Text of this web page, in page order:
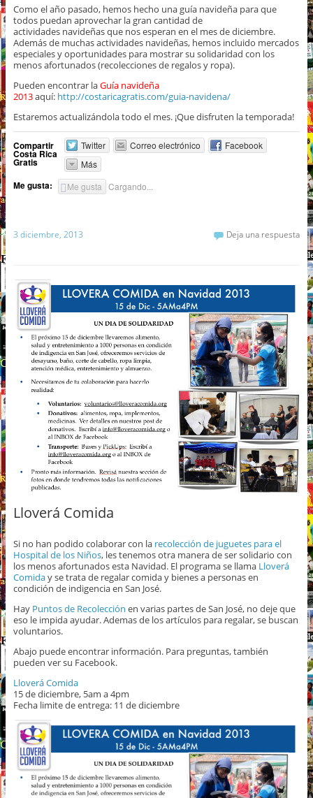
Como el año pasado, hemos hecho una guía navideña para que
todos puedan aprovechar la gran cantidad de
actividades navideñas que nos esperan en el mes de diciembre.
Además de muchas actividades navideñas, hemos incluido mercados
especiales y oportunidades para mostrar su solidaridad con los
menos afortunados (recolecciones de regalos y ropa).
Pueden encontrar laGuía navideña
2013aquí: http://costaricagratis.com/guia-navidena/
Estaremos actualizándola todo el mes. ¡Que disfruten la temporada!
Compartir
Costa Rica
Gratis
Twitter Correo electrónico
Facebook
Más
Me gusta: Me gusta Cargando...
3 diciembre, 2013 Deja una respuesta
Lloverá Comida
Si no han podido colaborar con la recolección de juguetes para el
Hospital de los Niños, les tenemos otra manera de ser solidario con
los menos afortunados esta Navidad. El programa se llama Lloverá
Comiday se trata de regalar comida y bienes a personas en
condición de indigencia en San José.
Hay Puntos de Recolección en varias partes de San José, no deje que
eso le impida ayudar. Ademas de los artículos para regalar, se buscan
voluntarios.
Abajo puede encontrar información. Para preguntas, también
pueden ver su Facebook.
Lloverá Comida
15 de diciembre, 5am a 4pm
Fecha limite de entrega: 11 de diciembre